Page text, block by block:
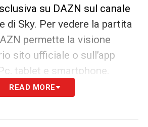
su DAZN sul canale
di Sky. Per vedere la partita
permette la visione
sito ufficiale o sull’app
tablet e smartphone.
READ MORE